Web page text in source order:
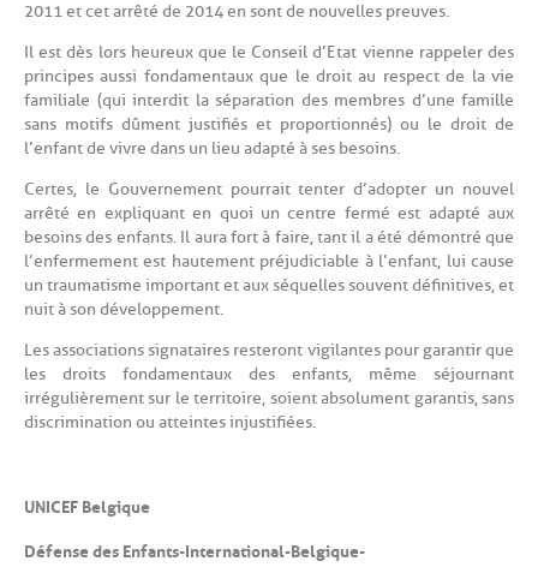
2011 et cet arrêté de 2014 en sont de nouvelles preuves.
Il est dès lors heureux que le Conseil d’Etat vienne rappeler des
principes aussi fondamentaux que le droit au respect de la vie
familiale (qui interdit la séparation des membres d’une famille
sans motifs dûment justifiés et proportionnés) ou le droit de
l’enfant de vivre dans un lieu adapté à ses besoins.
Certes, le Gouvernement pourrait tenter d’adopter un nouvel
arrêté en expliquant en quoi un centre fermé est adapté aux
besoins des enfants. Il aura fort à faire, tant il a été démontré que
l’enfermement est hautement préjudiciable à l’enfant, lui cause
un traumatisme important et aux séquelles souvent définitives, et
nuit à son développement.
Les associations signataires resteront vigilantes pour garantir que
les droits fondamentaux des enfants, même séjournant
irrégulièrement sur le territoire, soient absolument garantis, sans
discrimination ou atteintes injustifiées.
UNICEF Belgique
Défense des Enfants-International-Belgique-